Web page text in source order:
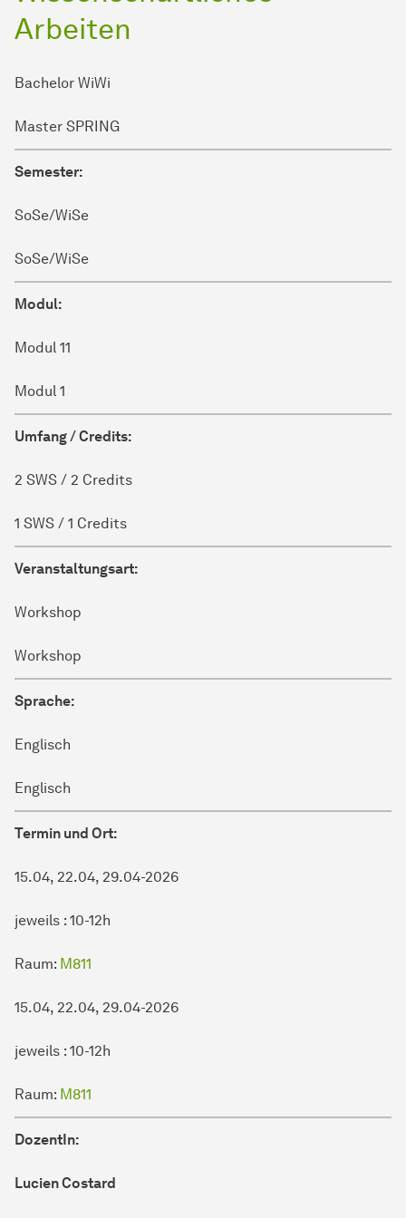
Arbeiten
Bachelor WiWi
Master SPRING
Semester:
SoSe/WiSe
SoSe/WiSe
Modul:
Modul 11
Modul 1
Umfang / Credits:
2 SWS / 2 Credits
1 SWS / 1 Credits
Veranstaltungsart:
Workshop
Workshop
Sprache:
Englisch
Englisch
Termin und Ort:
15.04, 22.04, 29.04-2026
jeweils : 10-12h
Raum: M811
15.04, 22.04, 29.04-2026
jeweils : 10-12h
Raum: M811
DozentIn:
Lucien Costard